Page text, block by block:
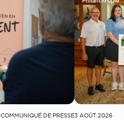
COMMUNIQUÉ DE PRESSE3 AOÛT 2026